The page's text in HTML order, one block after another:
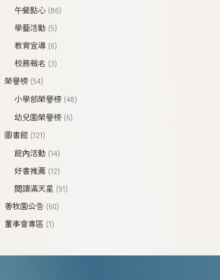
午餐點心(86)
學藝活動 (5)
教育宣導(6)
校務報名 (3)
榮譽榜(54)
小學部榮譽榜(48)
幼兒園榮譽榜(6)
圖書館(121)
館內活動 (14)
好書推薦(12)
閱讀滿天星 (91)
善牧園公告(60)
董事會專區 (1)